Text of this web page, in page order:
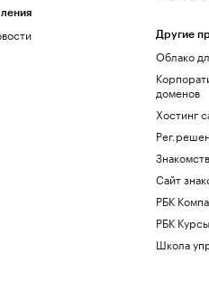
Другие
Облако
доменов
Хостинг
Сайт
РБК
РБК Курсы
Школа